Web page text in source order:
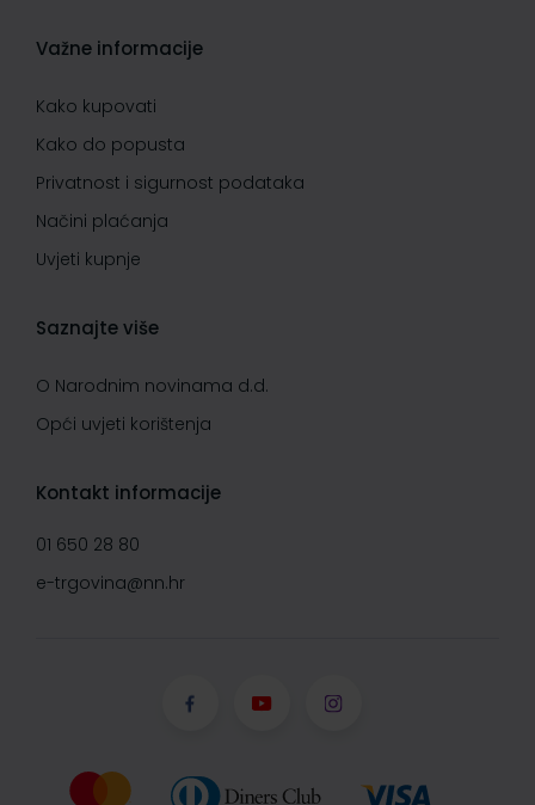
Važne informacije
Kako kupovati
Kako do popusta
Privatnost i sigurnost podataka
Načini plaćanja
Uvjeti kupnje
Saznajte više
O Narodnim novinama d.d.
Opći uvjeti korištenja
Kontakt informacije
01 650 28 80
e-trgovina@nn.hr